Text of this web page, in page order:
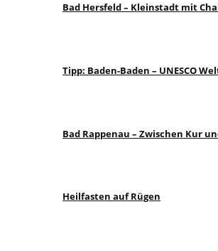
Bad Hersfeld – Kleinstadt mit
Tipp: Baden-Baden – UNESCO
Bad Rappenau – Zwischen Kur
Heilfasten auf Rügen